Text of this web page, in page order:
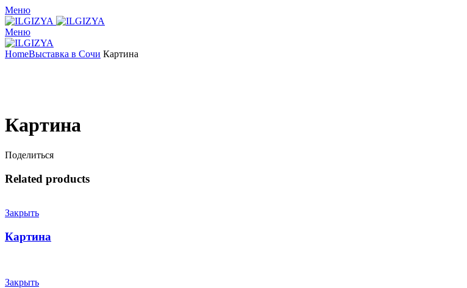
Меню
Меню
HomeВыставка в Сочи Картина
Картина
Поделиться
Related products
Закрыть
Картина
Закрыть